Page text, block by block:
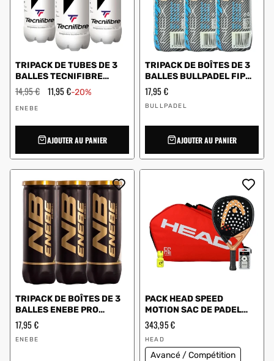
TRIPACK DE TUBES DE 3
BALLES TECNIFIBRE
PADEL TEAM
Prix
régulier
14,95 € Prix
en
11,95 €-20%
Vendeur
ENEBE
AJOUTER AU PANIER
TRIPACK DE BOÎTES DE 3
BALLES BULLPADEL FIP
NEXT PRO
Prix
régulier
17,95 €
Vendeur
BULLPADEL
AJOUTER AU PANIER
TRIPACK DE BOÎTES DE 3
BALLES ENEBE PRO
BOUNCE S
Prix
régulier
17,95 €
Vendeur
ENEBE
PACK HEAD SPEED
MOTION SAC DE PADEL
PADEL COMBI RED
Prix
régulier
343,95 €
Vendeur
:
HEAD
Avancé / Compétition